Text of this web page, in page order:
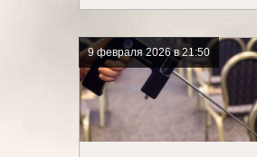
9 февраля 2026 в 21:50